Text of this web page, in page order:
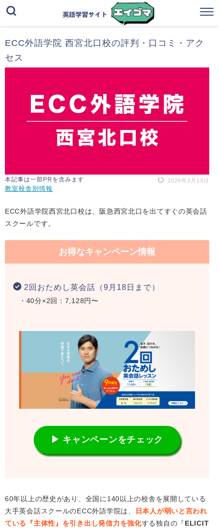
ECC外語学院 西宮北口校の評判・口コミ・アク
セス
本記事は一部PRを含みます 2026年3月13日
教室校舎別情報
ECC外語学院西宮北口校は、阪急西宮北口を出てすぐの英会話
スクールです。
お得なキャンペーン情報
2回おためし英会話（9月18日まで）
・40分×2回：7,128円〜
▶ キャンペーンをチェック
60年以上の歴史があり、全国に140以上の校舎を展開している
大手英会話スクールのECC外語学院は、
日本人が弱いと言われ
ている『主体性』を引き出し発信力を強化する独自の『ELICIT